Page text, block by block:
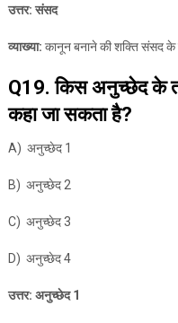
उत्तर: संसद
व्याख्या: कानून बनाने की शक्ति संसद के
Q19. किस अनुच्छेद के
कहा जा सकता है?
A) अनुच्छेद 1
B) अनुच्छेद 2
C) अनुच्छेद 3
D) अनुच्छेद 4
उत्तर: अनुच्छेद 1